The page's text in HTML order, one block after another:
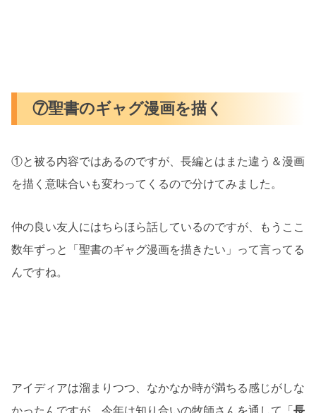
⑦聖書のギャグ漫画を描く
①と被る内容ではあるのですが、長編とはまた違う＆漫画
を描く意味合いも変わってくるので分けてみました。
仲の良い友人にはちらほら話しているのですが、もうここ
数年ずっと「聖書のギャグ漫画を描きたい」って言ってる
んですね。
アイディアは溜まりつつ、なかなか時が満ちる感じがしな